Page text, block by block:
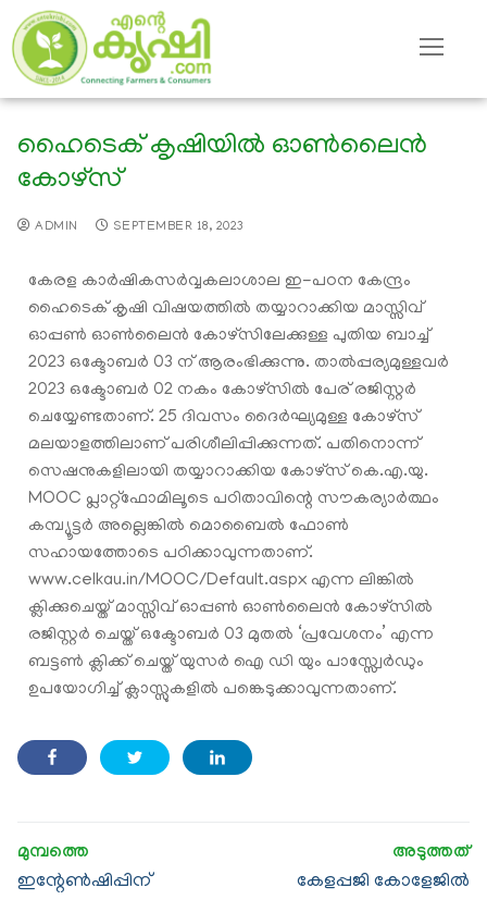
ഹൈടെക് കൃഷിയില്‍ ഓണ്‍ലൈന്‍
കോഴ്സ്
ADMIN SEPTEMBER 18, 2023
കേരള കാര്‍ഷികസര്‍വ്വകലാശാല ഇ-പഠന കേന്ദ്രം
ഹൈടെക് കൃഷി വിഷയത്തില്‍ തയ്യാറാക്കിയ മാസ്സിവ്
ഓപ്പണ്‍ ഓണ്‍ലൈന്‍ കോഴ്സിലേക്കുള്ള പുതിയ ബാച്ച്
2023 ഒക്ടോബര്‍ 03 ന് ആരംഭിക്കുന്നു. താല്‍പ്പര്യമുള്ളവര്‍
2023 ഒക്ടോബര്‍ 02 നകം കോഴ്സില്‍ പേര് രജിസ്റ്റര്‍
ചെയ്യേണ്ടതാണ്. 25 ദിവസം ദൈര്‍ഘ്യമുള്ള കോഴ്സ്
മലയാളത്തിലാണ് പരിശീലിപ്പിക്കുന്നത്. പതിനൊന്ന്
സെഷനുകളിലായി തയ്യാറാക്കിയ കോഴ്സ് കെ.എ.യു.
MOOC പ്ലാറ്റ്ഫോമിലൂടെ പഠിതാവിന്റെ സൗകര്യാര്‍ത്ഥം
കമ്പ്യൂട്ടര്‍ അല്ലെങ്കില്‍ മൊബൈല്‍ ഫോണ്‍
സഹായത്തോടെ പഠിക്കാവുന്നതാണ്.
www.celkau.in/MOOC/Default.aspx എന്ന ലിങ്കില്‍
ക്ലിക്കുചെയ്ത് മാസ്സിവ് ഓപ്പണ്‍ ഓണ്‍ലൈന്‍ കോഴ്സില്‍
രജിസ്റ്റര്‍ ചെയ്ത് ഒക്ടോബര്‍ 03 മുതല്‍ ‘പ്രവേശനം’ എന്ന
ബട്ടണ്‍ ക്ലിക്ക് ചെയ്ത് യുസര്‍ ഐ ഡി യും പാസ്സ്വേര്‍ഡും
ഉപയോഗിച്ച് ക്ലാസ്സുകളില്‍ പങ്കെടുക്കാവുന്നതാണ്.
ഇന്റേണ്‍ഷിപ്പിന്
കേളപ്പജി കോളേജില്‍